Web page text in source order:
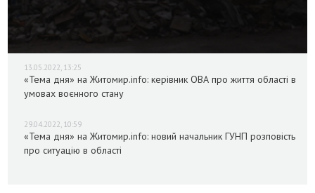
13.05.2022, 13:25
«Тема дня» на Житомир.info: керівник ОВА про життя області в
умовах воєнного стану
29.04.2022, 10:59
«Тема дня» на Житомир.info: новий начальник ГУНП розповість
про ситуацію в області